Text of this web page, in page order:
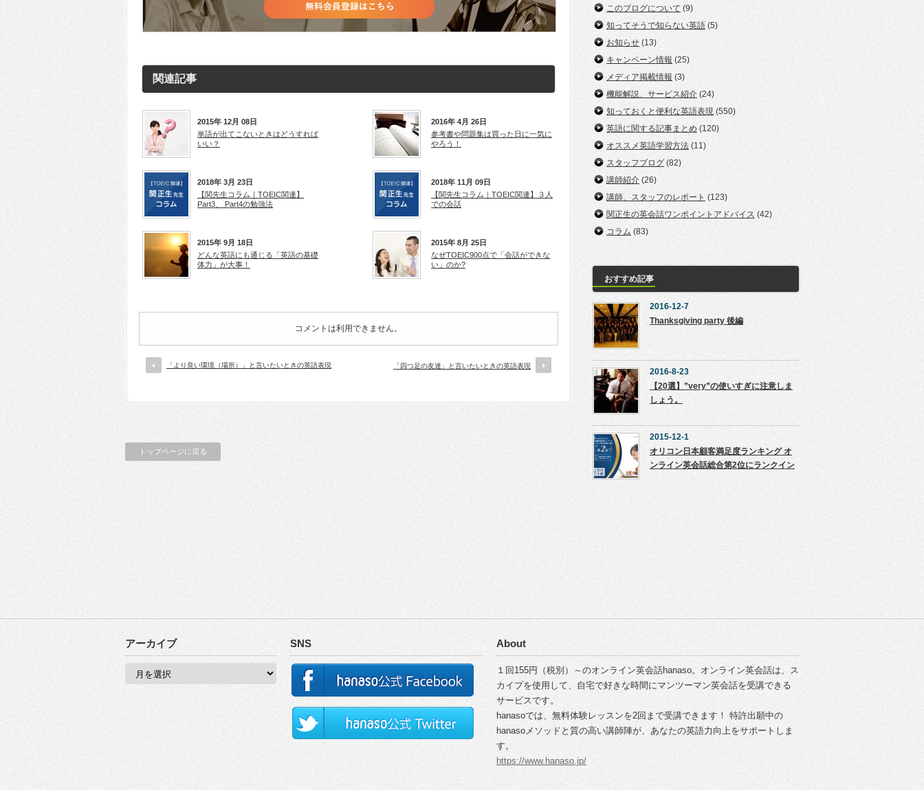
開
す)
ウ
ィ
ン
ド
す)
ウ
ィ
ン
ド
関連記事
2015年 12月 08日
単語が出てこないときはどうすれば
いい？
2016年 4月 26日
参考書や問題集は買った日に一気に
やろう！
2018年 3月 23日
【関先生コラム｜TOEIC関連】
Part3、 Part4の勉強法
2018年 11月 09日
【関先生コラム｜TOEIC関連】３人
での会話
2015年 9月 18日
どんな英語にも通じる「英語の基礎
体力」が大事！
2015年 8月 25日
なぜTOEIC900点で「会話ができな
い」のか?
コメントは利用できません。
「より良い環境（場所）」と言いたいときの英語表現 「四つ足の友達」と言いたいときの英語表現
トップページに戻る
このブログについて (9)
知ってそうで知らない英語 (5)
お知らせ (13)
キャンペーン情報 (25)
メディア掲載情報 (3)
機能解説、サービス紹介 (24)
知っておくと便利な英語表現 (550)
英語に関する記事まとめ (120)
オススメ英語学習方法 (11)
スタッフブログ (82)
講師紹介 (26)
講師、スタッフのレポート (123)
関正生の英会話ワンポイントアドバイス (42)
コラム (83)
おすすめ記事
2016-12-7
Thanksgiving party 後編
2016-8-23
【20選】”very”の使いすぎに注意しま
しょう。
2015-12-1
オリコン日本顧客満足度ランキング オ
ンライン英会話総合第2位にランクイン
アーカイブ SNS About
１回155円（税別）～のオンライン英会話hanaso。オンライン英会話は、ス
カイプを使用して、自宅で好きな時間にマンツーマン英会話を受講できる
サービスです。
hanasoでは、無料体験レッスンを2回まで受講できます！ 特許出願中の
hanasoメソッドと質の高い講師陣が、あなたの英語力向上をサポートしま
す。
https://www.hanaso.jp/